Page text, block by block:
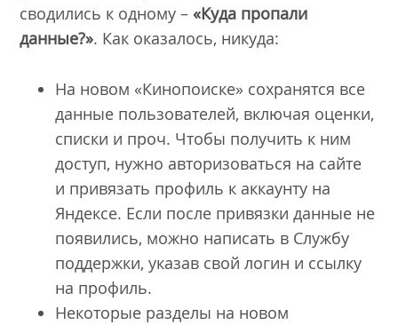
сводились к одному –«Куда пропали
данные?». Как оказалось, никуда:
На новом «Кинопоиске» сохранятся все
данные пользователей, включая оценки,
списки и проч. Чтобы получить к ним
доступ, нужно авторизоваться на сайте
и привязать профиль к аккаунту на
Яндексе. Если после привязки данные не
появились, можно написать в Службу
поддержки, указав свой логин и ссылку
на профиль.
Некоторые разделы на новом